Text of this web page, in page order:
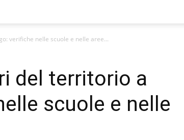
verifiche nelle scuole e nelle aree...
del territorio a
scuole e nelle